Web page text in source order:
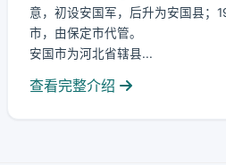
意，初设安国军，后升为安国县；
市，由保定市代管。
安国市为河北省辖县...
查看完整介绍